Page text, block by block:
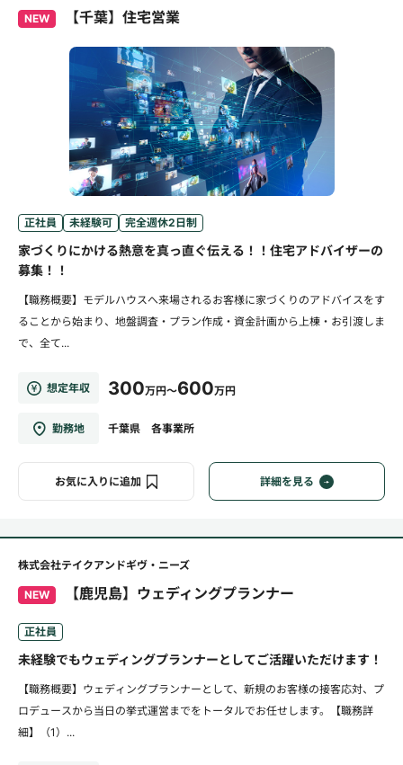
NEW 【千葉】住宅営業
正社員 未経験可 完全週休2日制
家づくりにかける熱意を真っ直ぐ伝える！！住宅アドバイザーの
募集！！
【職務概要】モデルハウスへ来場されるお客様に家づくりのアドバイスをす
ることから始まり、地盤調査・プラン作成・資金計画から上棟・お引渡しま
で、全て...
想定年収 300万円～600万円
勤務地 千葉県 各事業所
お気に入りに追加 詳細を見る
株式会社テイクアンドギヴ・ニーズ
NEW 【鹿児島】ウェディングプランナー
正社員
未経験でもウェディングプランナーとしてご活躍いただけます！
【職務概要】ウェディングプランナーとして、新規のお客様の接客応対、プ
ロデュースから当日の挙式運営までをトータルでお任せします。【職務詳
細】（1）...